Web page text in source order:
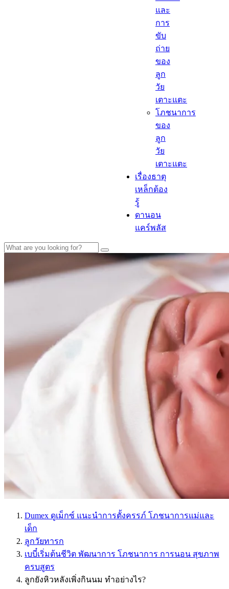
และ
การ
ขับ
ถ่าย
ของ
ลูก
วัย
เตาะแตะ
โภชนาการ
ของ
ลูก
วัย
เตาะแตะ
เรื่องธาตุ
เหล็กต้อง
รู้​
ดานอน
แคร์พลัส
Dumex ดูเม็กซ์ แนะนำการตั้งครรภ์ โภชนาการแม่และ
เด็ก
ลูกวัยทารก
เบบี๋เริ่มต้นชีวิต พัฒนาการ โภชนาการ การนอน สุขภาพ
ครบสูตร
ลูกยังหิวหลังเพิ่งกินนม ทำอย่างไร?